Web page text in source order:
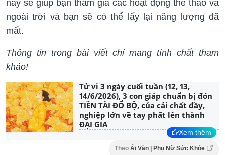
này sẽ giúp bạn tham gia các hoạt động thể thao và
ngoài trời và bạn sẽ có thể lấy lại năng lượng đã
mất.
Thông tin trong bài viết chỉ mang tính chất tham
khảo!
Tử vi 3 ngày cuối tuần (12, 13,
14/6/2026), 3 con giáp chuẩn bị đón
TIỀN TÀI ĐỔ BỘ, của cải chất đầy,
nghiệp lớn về tay phất lên thành
ĐẠI GIA
Xem thêm
Theo Ái Vân | Phụ Nữ Sức Khỏe